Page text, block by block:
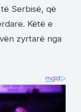
Serbisë, që
Këtë e
zyrtarë nga